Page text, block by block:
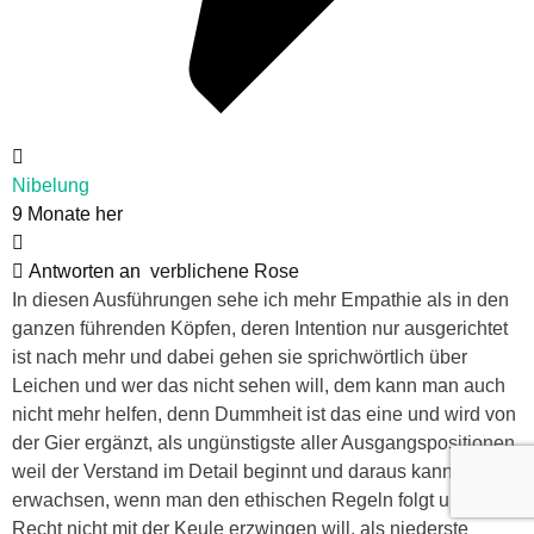
Nibelung
9 Monate her
Antworten an verblichene Rose
In diesen Ausführungen sehe ich mehr Empathie als in den
ganzen führenden Köpfen, deren Intention nur ausgerichtet
ist nach mehr und dabei gehen sie sprichwörtlich über
Leichen und wer das nicht sehen will, dem kann man auch
nicht mehr helfen, denn Dummheit ist das eine und wird von
der Gier ergänzt, als ungünstigste aller Ausgangspositionen,
weil der Verstand im Detail beginnt und daraus kann großes
erwachsen, wenn man den ethischen Regeln folgt und sein
Recht nicht mit der Keule erzwingen will, als niederste